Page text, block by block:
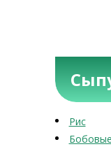
Рис
Бобовые